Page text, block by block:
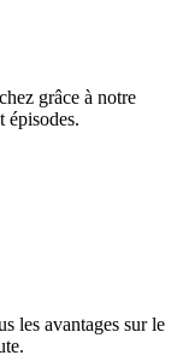
grâce à notre
épisodes.
les avantages sur le